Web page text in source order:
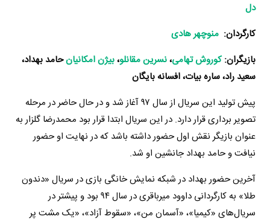
دل
کارگردان: منوچهر هادی
بازیگران: کوروش تهامی،نسرین مقانلو،بیژن امکانیانحامد بهداد،
سعید راد، ساره بیات، افسانه بایگان
پیش تولید این سریال از سال ۹۷ آغاز شد و در حال حاضر در مرحله
تصویر برداری قرار دارد. در این سریال ابتدا قرار بود محمدرضا گلزار به
عنوان بازیگر نقش اول حضور داشته باشد که در نهایت او حضور
نیافت و حامد بهداد جانشین او شد.
آخرین حضور بهداد در شبکه نمایش خانگی بازی در سریال «دندون
طلا» به کارگردانی داوود میرباقری در سال ۹۴ بود و پیشتر در
سریال‌های «کیمیا»، «آسمان من»،‌ «سقوط آزاد»، «یک مشت پر